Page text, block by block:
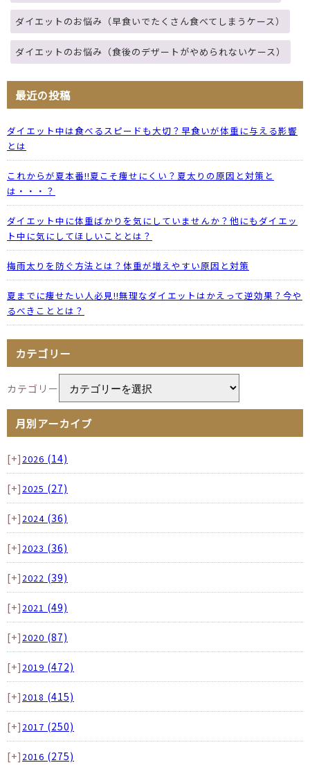
ダイエットのお悩み（早食いでたくさん食べてしまうケース）
ダイエットのお悩み（食後のデザートがやめられないケース）
最近の投稿
ダイエット中は食べるスピードも大切？早食いが体重に与える影響
とは
これからが夏本番!!夏こそ痩せにくい？夏太りの原因と対策と
は・・・？
ダイエット中に体重ばかりを気にしていませんか？他にもダイエッ
ト中に気にしてほしいこととは？
梅雨太りを防ぐ方法とは？体重が増えやすい原因と対策
夏までに痩せたい人必見!!無理なダイエットはかえって逆効果？今や
るべきこととは？
カテゴリー
カテゴリー
月別アーカイブ
[+] 2026 (14)
[+] 2025 (27)
[+] 2024 (36)
[+] 2023 (36)
[+] 2022 (39)
[+] 2021 (49)
[+] 2020 (87)
[+] 2019 (472)
[+] 2018 (415)
[+] 2017 (250)
[+] 2016 (275)